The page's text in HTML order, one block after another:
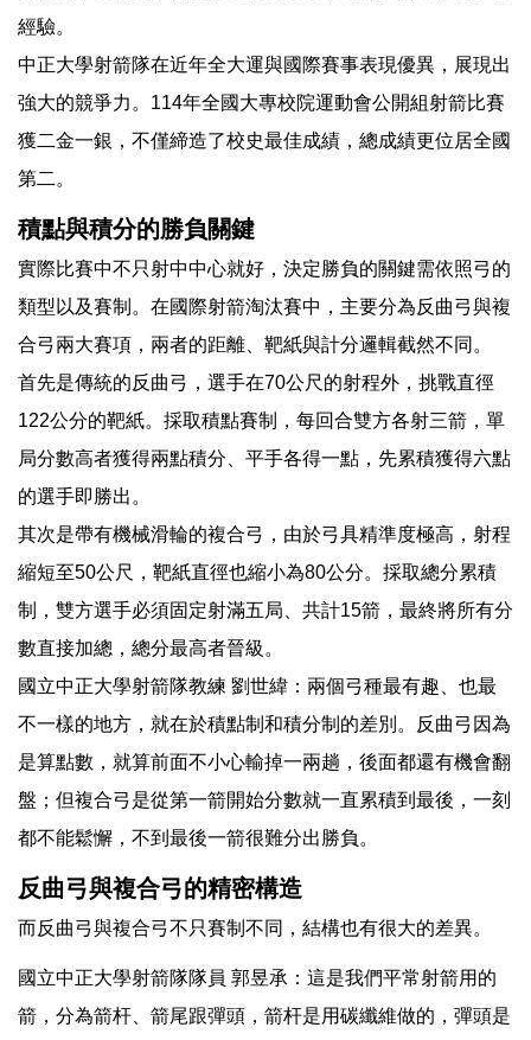
經驗。
中正大學射箭隊在近年全大運與國際賽事表現優異，展現出
強大的競爭力。114年全國大專校院運動會公開組射箭比賽
獲二金一銀，不僅締造了校史最佳成績，總成績更位居全國
第二。
積點與積分的勝負關鍵
實際比賽中不只射中中心就好，決定勝負的關鍵需依照弓的
類型以及賽制。在國際射箭淘汰賽中，主要分為反曲弓與複
合弓兩大賽項，兩者的距離、靶紙與計分邏輯截然不同。
首先是傳統的反曲弓，選手在70公尺的射程外，挑戰直徑
122公分的靶紙。採取積點賽制，每回合雙方各射三箭，單
局分數高者獲得兩點積分、平手各得一點，先累積獲得六點
的選手即勝出。
其次是帶有機械滑輪的複合弓，由於弓具精準度極高，射程
縮短至50公尺，靶紙直徑也縮小為80公分。採取總分累積
制，雙方選手必須固定射滿五局、共計15箭，最終將所有分
數直接加總，總分最高者晉級。
國立中正大學射箭隊教練 劉世緯：兩個弓種最有趣、也最
不一樣的地方，就在於積點制和積分制的差別。反曲弓因為
是算點數，就算前面不小心輸掉一兩趟，後面都還有機會翻
盤；但複合弓是從第一箭開始分數就一直累積到最後，一刻
都不能鬆懈，不到最後一箭很難分出勝負。
反曲弓與複合弓的精密構造
而反曲弓與複合弓不只賽制不同，結構也有很大的差異。
國立中正大學射箭隊隊員 郭昱承：這是我們平常射箭用的
箭，分為箭杆、箭尾跟彈頭，箭杆是用碳纖維做的，彈頭是